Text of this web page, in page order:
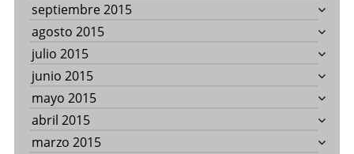
septiembre 2015
agosto 2015
julio 2015
junio 2015
mayo 2015
abril 2015
marzo 2015